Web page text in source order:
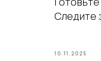
Следите
10.11.2025